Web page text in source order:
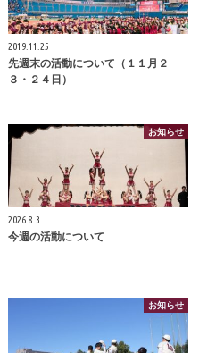
2019.11.25
先週末の活動について（１１月２
３・２４日）
お知らせ
2026.8.3
今週の活動について
お知らせ